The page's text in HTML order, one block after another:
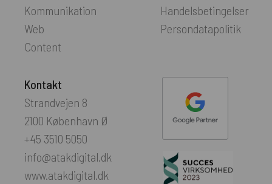
Kontakt
Strandvejen 8
2100 København Ø
+45 3510 5050
info@atakdigital.dk
www.atakdigital.dk
Kommunikation
Web
Content
Handelsbetingelser
Persondatapolitik